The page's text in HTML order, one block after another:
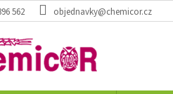
562 objednavky@chemicor.cz